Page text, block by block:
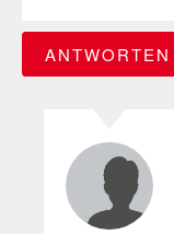
ANTWORTEN